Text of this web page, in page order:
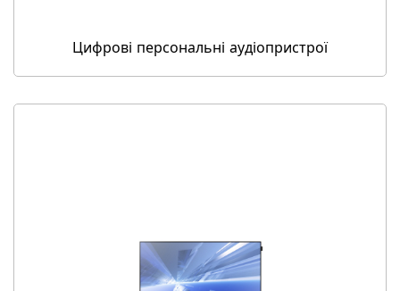
Цифрові персональні аудіопристрої